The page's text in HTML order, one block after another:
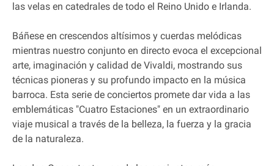
las velas en catedrales de todo el Reino Unido e Irlanda.
Báñese en crescendos altísimos y cuerdas melódicas
mientras nuestro conjunto en directo evoca el excepcional
arte, imaginación y calidad de Vivaldi, mostrando sus
técnicas pioneras y su profundo impacto en la música
barroca. Esta serie de conciertos promete dar vida a las
emblemáticas "Cuatro Estaciones" en un extraordinario
viaje musical a través de la belleza, la fuerza y la gracia
de la naturaleza.